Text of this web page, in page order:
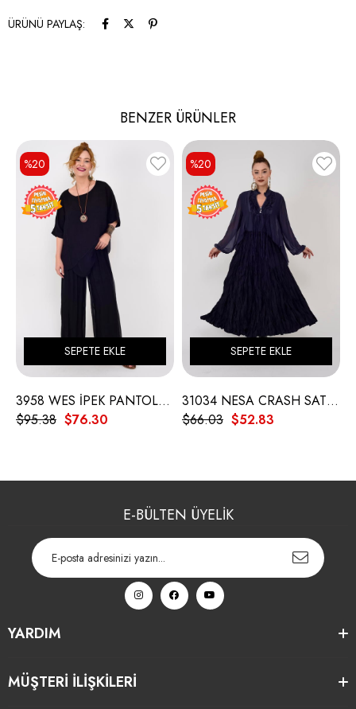
ÜRÜNÜ PAYLAŞ:
BENZER ÜRÜNLER
3958 WES İPEK PANTOLON
$76.30
$95.38
SEPETE EKLE
%20
31034 NESA CRASH SATEN ETEK
$52.83
$66.03
SEPETE EKLE
%20
MÜŞTERİ İLİŞKİLERİ
YARDIM
E-BÜLTEN ÜYELİK